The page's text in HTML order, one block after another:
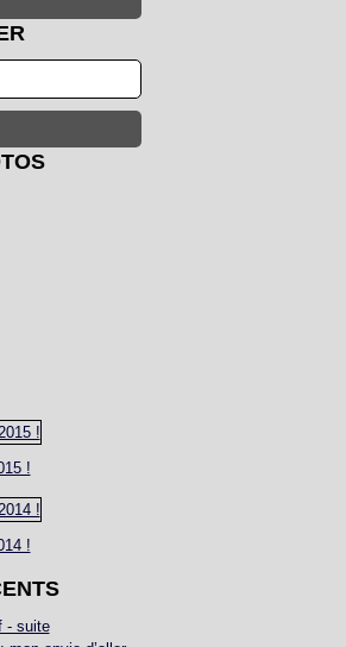
!
!
- suite